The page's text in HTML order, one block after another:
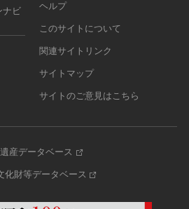
ナビ ヘルプ
このサイトについて
関連サイトリンク
サイトマップ
サイトのご意見はこちら
産データベース
化財等データベース